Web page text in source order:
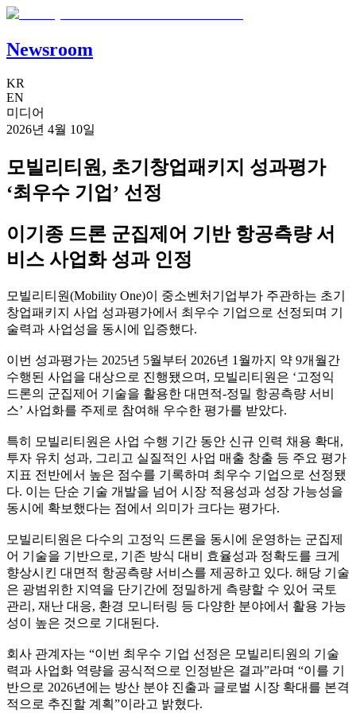
Newsroom
KR
EN
미디어
2026년 4월 10일
모빌리티원, 초기창업패키지 성과평가
‘최우수 기업’ 선정
이기종 드론 군집제어 기반 항공측량 서
비스 사업화 성과 인정
모빌리티원(Mobility One)이 중소벤처기업부가 주관하는 초기
창업패키지 사업 성과평가에서 최우수 기업으로 선정되며 기
술력과 사업성을 동시에 입증했다.
이번 성과평가는 2025년 5월부터 2026년 1월까지 약 9개월간
수행된 사업을 대상으로 진행됐으며, 모빌리티원은 ‘고정익
드론의 군집제어 기술을 활용한 대면적-정밀 항공측량 서비
스’ 사업화를 주제로 참여해 우수한 평가를 받았다.
특히 모빌리티원은 사업 수행 기간 동안 신규 인력 채용 확대,
투자 유치 성과, 그리고 실질적인 사업 매출 창출 등 주요 평가
지표 전반에서 높은 점수를 기록하며 최우수 기업으로 선정됐
다. 이는 단순 기술 개발을 넘어 시장 적용성과 성장 가능성을
동시에 확보했다는 점에서 의미가 크다는 평가다.
모빌리티원은 다수의 고정익 드론을 동시에 운영하는 군집제
어 기술을 기반으로, 기존 방식 대비 효율성과 정확도를 크게
향상시킨 대면적 항공측량 서비스를 제공하고 있다. 해당 기술
은 광범위한 지역을 단기간에 정밀하게 측량할 수 있어 국토
관리, 재난 대응, 환경 모니터링 등 다양한 분야에서 활용 가능
성이 높은 것으로 기대된다.
회사 관계자는 “이번 최우수 기업 선정은 모빌리티원의 기술
력과 사업화 역량을 공식적으로 인정받은 결과”라며 “이를 기
반으로 2026년에는 방산 분야 진출과 글로벌 시장 확대를 본격
적으로 추진할 계획”이라고 밝혔다.